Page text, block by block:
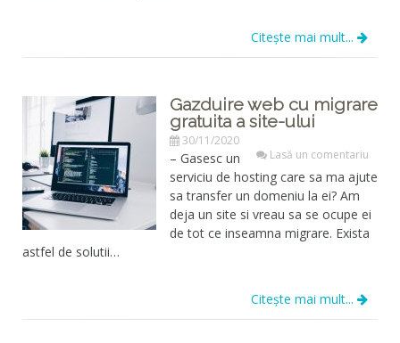
Citește mai mult...
Gazduire web cu migrare
gratuita a site-ului
30/11/2020
Lasă un comentariu
– Gasesc un
serviciu de hosting care sa ma ajute
sa transfer un domeniu la ei? Am
deja un site si vreau sa se ocupe ei
de tot ce inseamna migrare. Exista
astfel de solutii…
Citește mai mult...